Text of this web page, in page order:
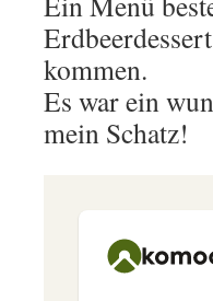
kommen.
Es war ein
mein Schatz!